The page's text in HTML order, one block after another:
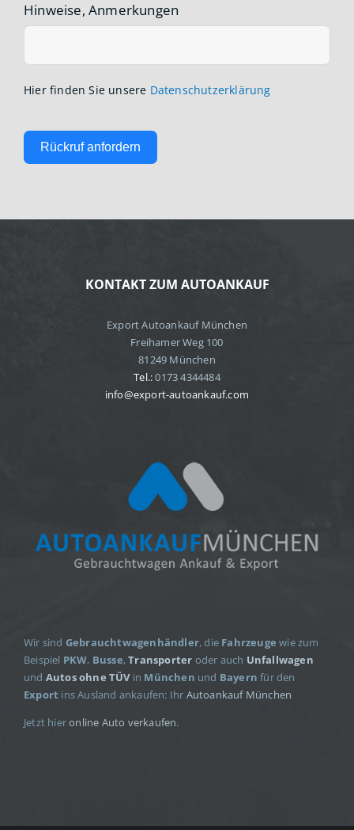
Hinweise, Anmerkungen
Hier finden Sie unsere Datenschutzerklärung
Rückruf anfordern
KONTAKT ZUM AUTOANKAUF
Export Autoankauf München
Freihamer Weg 100
81249 München
Tel.:0173 4344484
info@export-autoankauf.com
Wir sind Gebrauchtwagenhändler, die Fahrzeuge wie zum
Beispiel PKW, Busse,Transporter oder auch Unfallwagen
und Autos ohne TÜVin München und Bayernfür den
Export ins Ausland ankaufen: Ihr Autoankauf München
Jetzt hieronline Auto verkaufen.